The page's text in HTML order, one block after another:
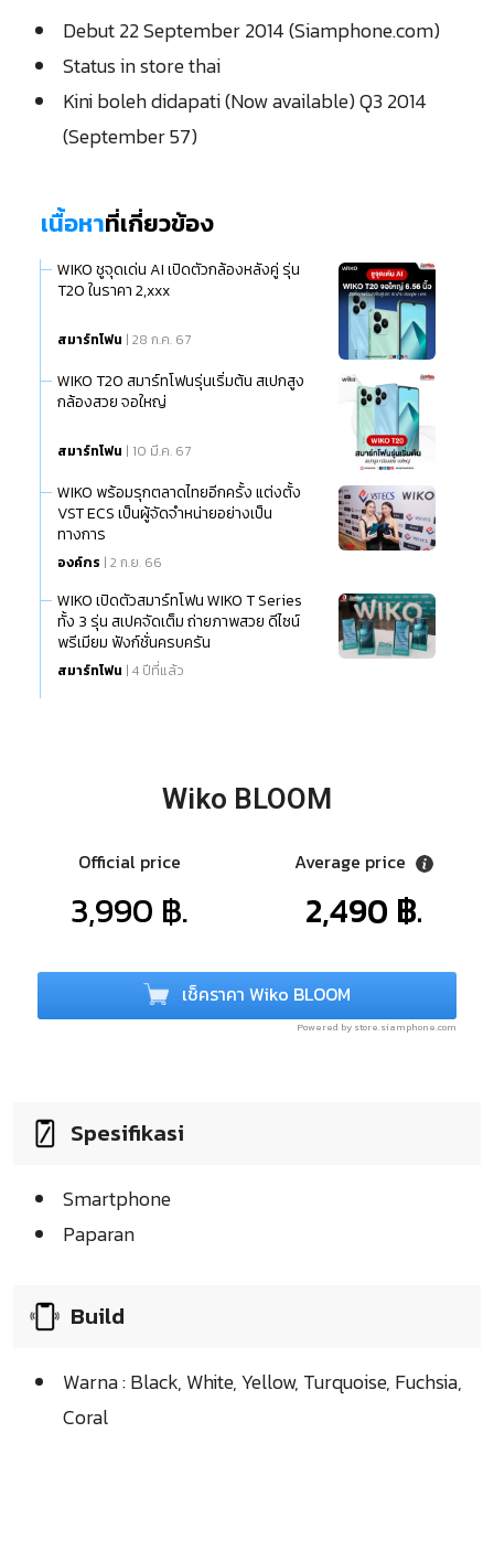
Debut 22 September 2014 (Siamphone.com)
Status in store thai
Kini boleh didapati (Now available) Q3 2014
(September 57)
เนื้อหาที่เกี่ยวข้อง
WIKO ชูจุดเด่น AI เปิดตัวกล้องหลังคู่ รุ่น
T20 ในราคา 2,xxx
สมาร์ทโฟน | 28 ก.ค. 67
WIKO T20 สมาร์ทโฟนรุ่นเริ่มต้น สเปกสูง
กล้องสวย จอใหญ่
สมาร์ทโฟน | 10 มี.ค. 67
WIKO พร้อมรุกตลาดไทยอีกครั้ง แต่งตั้ง
VST ECS เป็นผู้จัดจำหน่ายอย่างเป็น
ทางการ
องค์กร | 2 ก.ย. 66
WIKO เปิดตัวสมาร์ทโฟน WIKO T Series
ทั้ง 3 รุ่น สเปคจัดเต็ม ถ่ายภาพสวย ดีไซน์
พรีเมียม ฟังก์ชั่นครบครัน
สมาร์ทโฟน | 4 ปีที่แล้ว
Wiko BLOOM
Official price
3,990 ฿.
Average price
2,490 ฿.
เช็คราคา Wiko BLOOM
Powered by store.siamphone.com
Spesifikasi
Smartphone
Paparan
Build
Warna : Black, White, Yellow, Turquoise, Fuchsia,
Coral